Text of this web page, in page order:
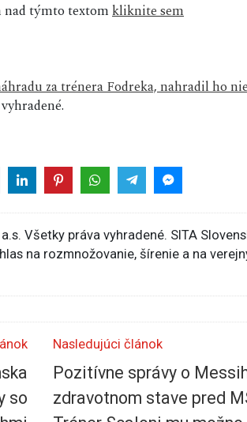
nad týmto textomkliknite sem
za trénera Fodreka, nahradil ho
Všetky práva vyhradené. SITA
na rozmnožovanie, šírenie a na
so
Nasledujúci článok
Pozitívne správy o
zdravotnom stave pred